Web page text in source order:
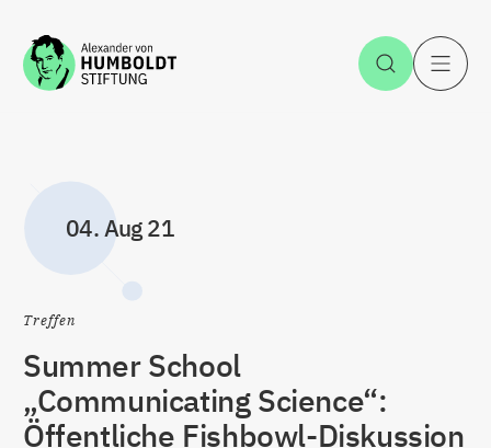
Zum Inhalt springen Suche
04. Aug 21
Treffen
Summer School
„Communicating Science“:
Öffentliche Fishbowl-Diskussion